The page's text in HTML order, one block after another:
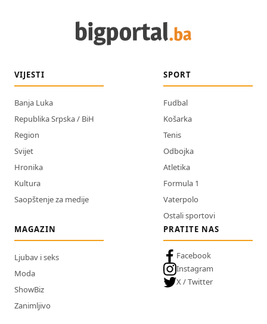
VIJESTI
Banja Luka
Republika Srpska / BiH
Region
Svijet
Hronika
Kultura
Saopštenje za medije
SPORT
Fudbal
Košarka
Tenis
Odbojka
Atletika
Formula 1
Vaterpolo
Ostali sportovi
MAGAZIN
Ljubav i seks
Moda
ShowBiz
Zanimljivo
PRATITE NAS
Facebook
Instagram
X / Twitter